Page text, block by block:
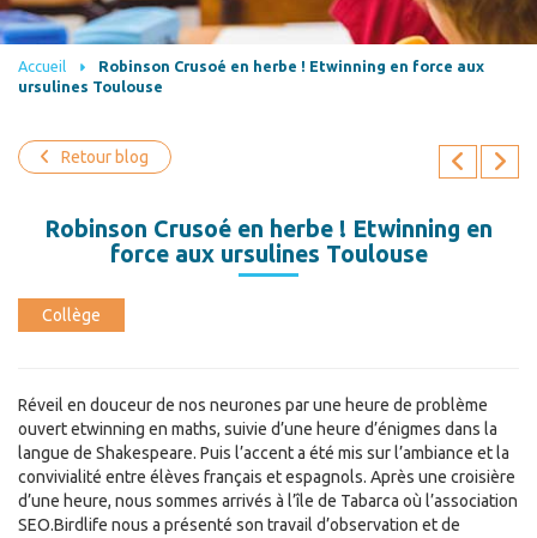
Accueil
Robinson Crusoé en herbe ! Etwinning en force aux
ursulines Toulouse
Retour blog
Robinson Crusoé en herbe ! Etwinning en
force aux ursulines Toulouse
Collège
Réveil en douceur de nos neurones par une heure de problème
ouvert etwinning en maths, suivie d’une heure d’énigmes dans la
langue de Shakespeare. Puis l’accent a été mis sur l’ambiance et la
convivialité entre élèves français et espagnols. Après une croisière
d’une heure, nous sommes arrivés à l’île de Tabarca où l’association
SEO.Birdlife nous a présenté son travail d’observation et de